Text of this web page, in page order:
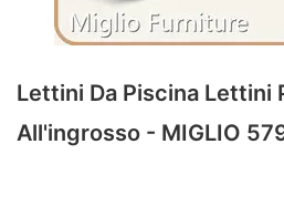
Lettini Da Piscina Lettini
All'ingrosso - MIGLIO